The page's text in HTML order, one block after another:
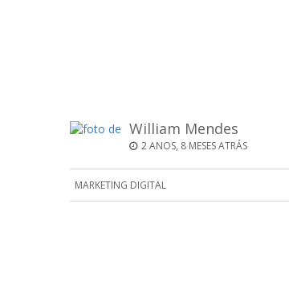
William Mendes
2 ANOS, 8 MESES ATRÁS
MARKETING DIGITAL